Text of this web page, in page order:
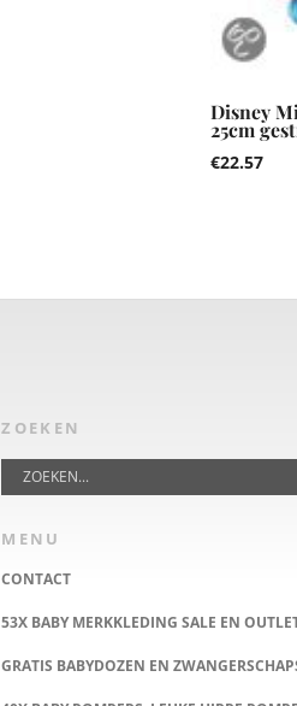
Disney
25cm
€22.57
ZOEKEN
MENU
CONTACT
53X BABY MERKKLEDING SALE EN
GRATIS BABYDOZEN EN